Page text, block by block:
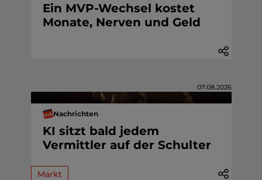
Ein MVP-Wechsel kostet
Monate, Nerven und Geld
07.08.2026
Nachrichten
KI sitzt bald jedem
Vermittler auf der Schulter
Markt